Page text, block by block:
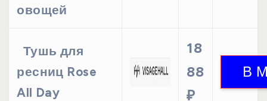
овощей
Тушь для
ресниц Rose
All Day
18
88
₽